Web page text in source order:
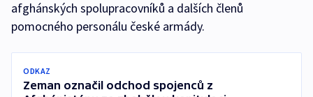
afghánských spolupracovníků a dalších členů
pomocného personálu české armády.
ODKAZ
Zeman označil odchod spojenců z